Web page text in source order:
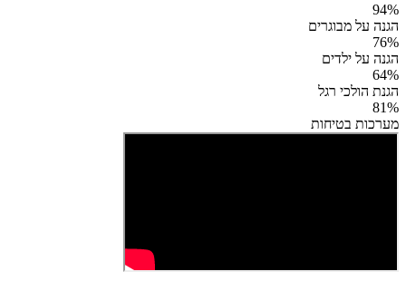
94%
הגנה על מבוגרים
76%
הגנה על ילדים
64%
הגנת הולכי רגל
81%
מערכות בטיחות